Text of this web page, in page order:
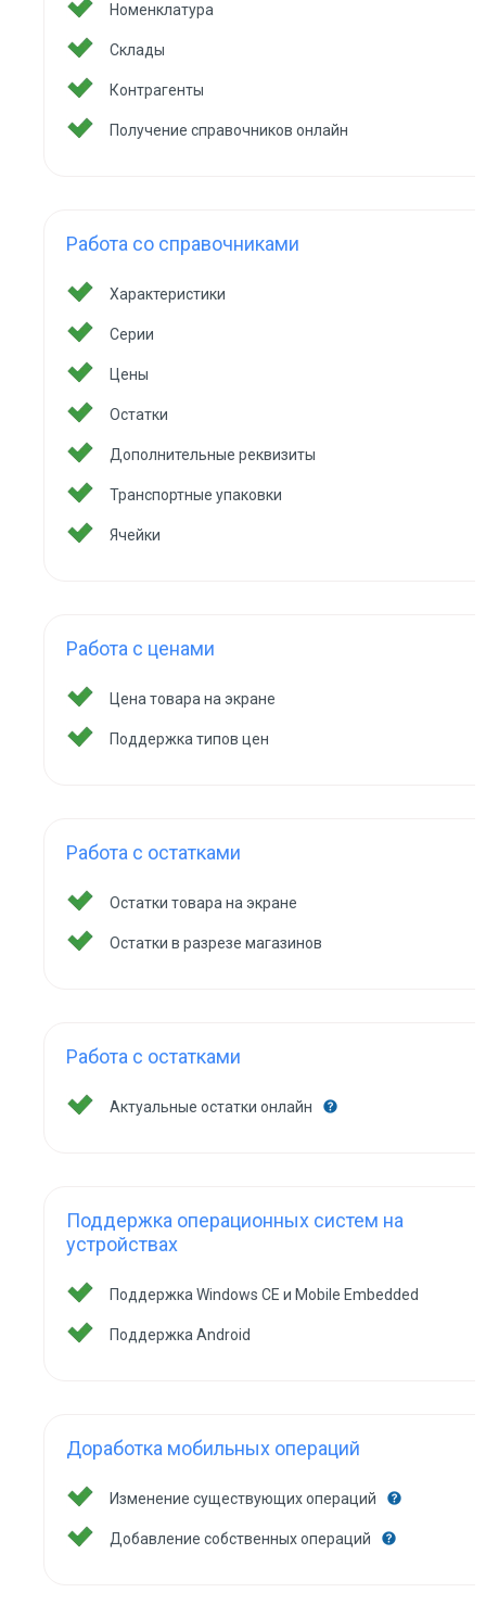
Номенклатура
Склады
Контрагенты
Получение справочников онлайн
Работа со справочниками
Характеристики
Серии
Цены
Остатки
Дополнительные реквизиты
Транспортные упаковки
Ячейки
Работа с ценами
Цена товара на экране
Поддержка типов цен
Работа с остатками
Остатки товара на экране
Остатки в разрезе магазинов
Работа с остатками
Актуальные остатки онлайн
Поддержка операционных систем на
устройствах
Поддержка Windows CE и Mobile Embedded
Поддержка Android
Доработка мобильных операций
Изменение существующих операций
Добавление собственных операций